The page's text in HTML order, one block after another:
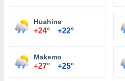
Huahine
+24° +22°
Makemo
+27° +25°